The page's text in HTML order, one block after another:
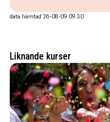
data hämtad 26-08-09 09.30
Liknande kurser